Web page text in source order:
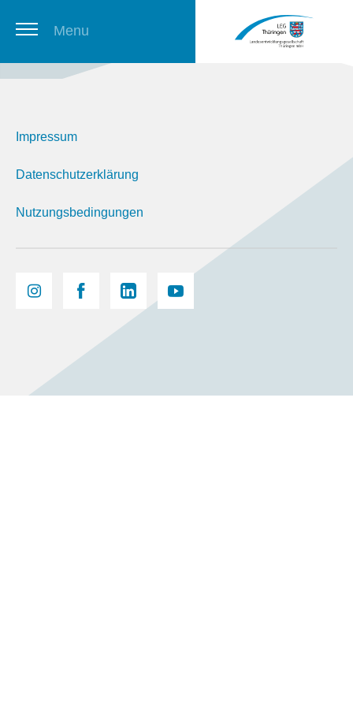
Menu
Newsletter
Impressum
Datenschutzerklärung
Nutzungsbedingungen